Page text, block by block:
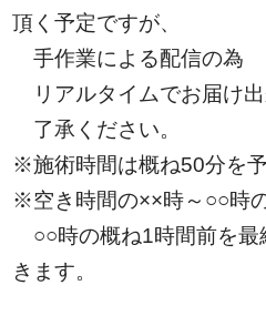
頂く予定ですが、
手作業による配信の為
リアルタイムでお届け出
了承ください。
※施術時間は概ね50分を予
※空き時間の××時～○○時
○○時の概ね1時間前を最
きます。